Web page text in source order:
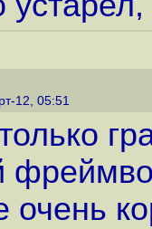
12, 05:51
очень